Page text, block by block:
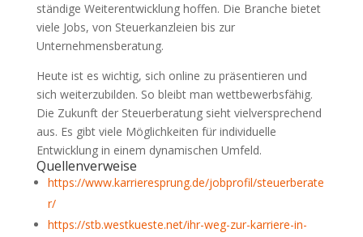
ständige Weiterentwicklung hoffen. Die Branche bietet
viele Jobs, von Steuerkanzleien bis zur
Unternehmensberatung.
Heute ist es wichtig, sich online zu präsentieren und
sich weiterzubilden. So bleibt man wettbewerbsfähig.
Die Zukunft der Steuerberatung sieht vielversprechend
aus. Es gibt viele Möglichkeiten für individuelle
Entwicklung in einem dynamischen Umfeld.
Quellenverweise
https://www.karrieresprung.de/jobprofil/steuerberate
r/
https://stb.westkueste.net/ihr-weg-zur-karriere-in-